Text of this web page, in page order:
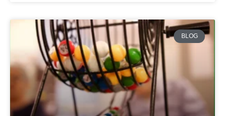
BLOG